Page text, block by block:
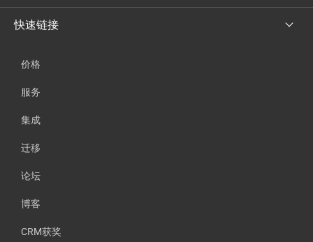
快速链接
价格
服务
集成
迁移
论坛
博客
CRM获奖